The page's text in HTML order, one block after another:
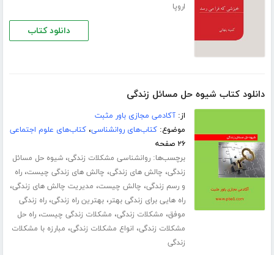
اروپا
دانلود کتاب
دانلود کتاب شیوه حل مسائل زندگی
از:آکادمی مجازی باور مثبت
موضوع:کتاب‌های روانشناسی،کتاب‌های علوم اجتماعی
۲۶ صفحه
برچسب‌ها:روانشناسی مشکلات زندگی،شیوه حل مسائل
زندگی، چالش های زندگی، چالش های زندگی چیست،راه
و رسم زندگی، چالش چیست، مدیریت چالش های زندگی،
راه هایی برای زندگی بهتر،بهترین راه زندگی،راه زندگی
موفق، مشکلات زندگی، مشکلات زندگی چیست،راه حل
مشکلات زندگی، انواع مشکلات زندگی، مبارزه با مشکلات
زندگی